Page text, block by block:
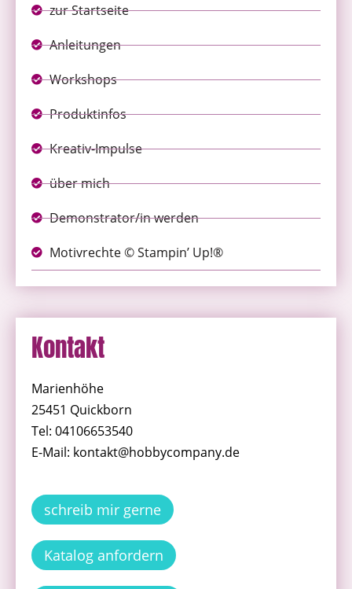
zur Startseite
Anleitungen
Workshops
Produktinfos
Kreativ-Impulse
über mich
Demonstrator/in werden
Motivrechte © Stampin’ Up!®
Kontakt
Marienhöhe
25451 Quickborn
Tel: 04106653540
E-Mail: kontakt@hobbycompany.de
schreib mir gerne
Katalog anfordern